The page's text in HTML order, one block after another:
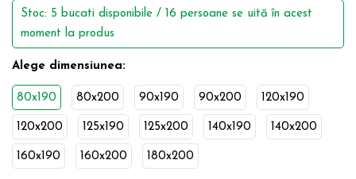
Stoc: 5 bucati disponibile / 16 persoane se uită în acest
moment la produs
Alege dimensiunea:
80x190 80x200 90x190 90x200 120x190
120x200 125x190 125x200 140x190 140x200
160x190 160x200 180x200